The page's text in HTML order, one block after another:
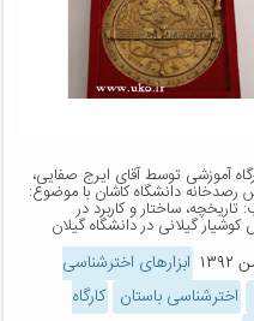
آموزشی توسط آقای ایرج صفایی،
رصدخانه دانشگاه کاشان با موضوع:
تاریخچه، ساختار و کاربرد در
گیلانی در دانشگاه گیلان
ابزارهای اخترشناسی
اخترشناسی باستان کارگاه